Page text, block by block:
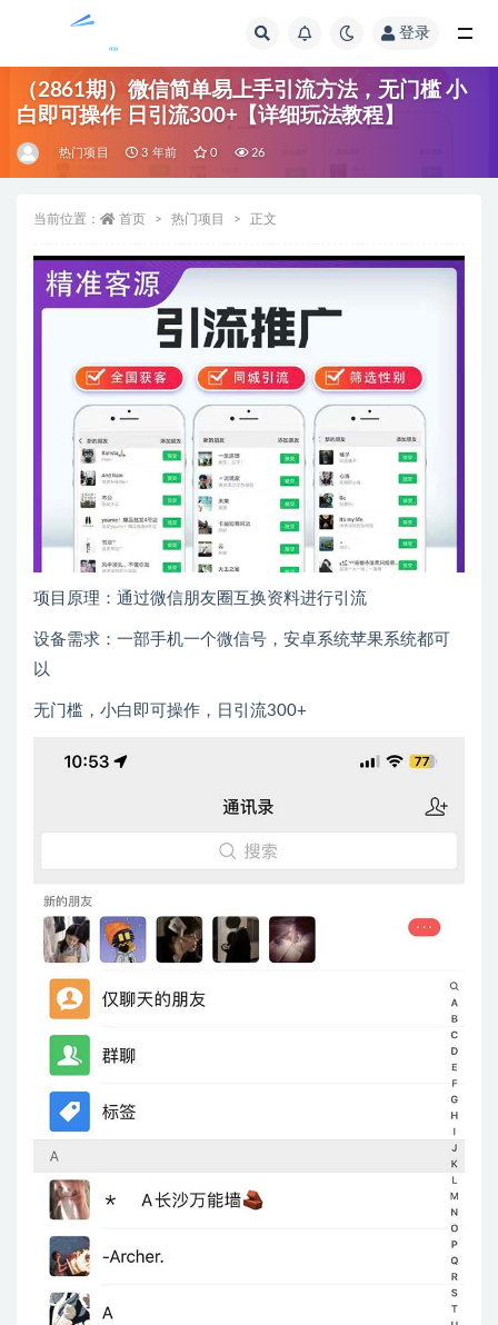
登录
（2861期）微信简单易上手引流方法，无门槛 小
白即可操作 日引流300+【详细玩法教程】
热门项目 3 年前 0 26
当前位置： 首页 热门项目 正文
项目原理：通过微信朋友圈互换资料进行引流
设备需求：一部手机一个微信号，安卓系统苹果系统都可
以
无门槛，小白即可操作，日引流300+